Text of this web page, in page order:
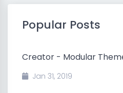
Popular Posts
Creator - Modular
Jan 31, 2019